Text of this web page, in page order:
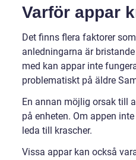
Varför appar
Det finns flera faktorer
anledningarna är
med kan appar inte
problematiskt på äldre
En annan möjlig orsak till
på enheten. Om appen
leda till krascher.
Vissa appar kan också